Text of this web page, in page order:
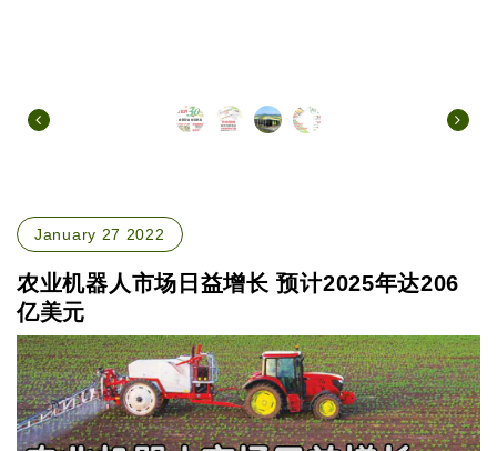
January 27 2022
农业机器人市场日益增长 预计2025年达206
亿美元